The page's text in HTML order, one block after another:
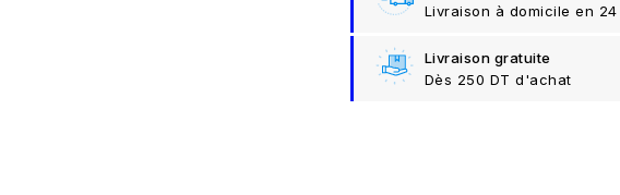
Livraison à domicile en 24
Livraison gratuite
Dès 250 DT d'achat